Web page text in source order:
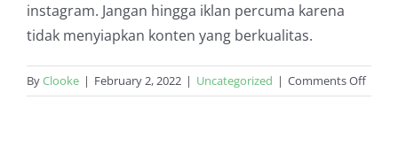
instagram. Jangan hingga iklan percuma karena
tidak menyiapkan konten yang berkualitas.
ByClooke | February 2, 2022 | Uncategorized | Comments Offon